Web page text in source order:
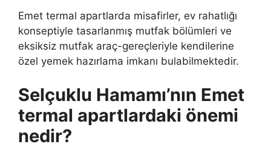
Emet termal apartlarda misafirler, ev rahatlığı
konseptiyle tasarlanmış mutfak bölümleri ve
eksiksiz mutfak araç-gereçleriyle kendilerine
özel yemek hazırlama imkanı bulabilmektedir.
Selçuklu Hamamı’nın Emet
termal apartlardaki önemi
nedir?